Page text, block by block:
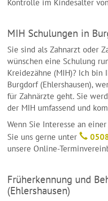
Kontrolle im Kindesalter
MIH Schulungen in
Sie sind als Zahnarzt oder
wünschen eine Schulung
Kreidezähne (MIH)? Ich
Burgdorf (Ehlershausen),
für Zahnärzte geht. Sie
der MIH umfassend und
Wenn Sie Interesse an
Sie uns gerne unter
unsere Online-
Früherkennung und
(Ehlershausen)